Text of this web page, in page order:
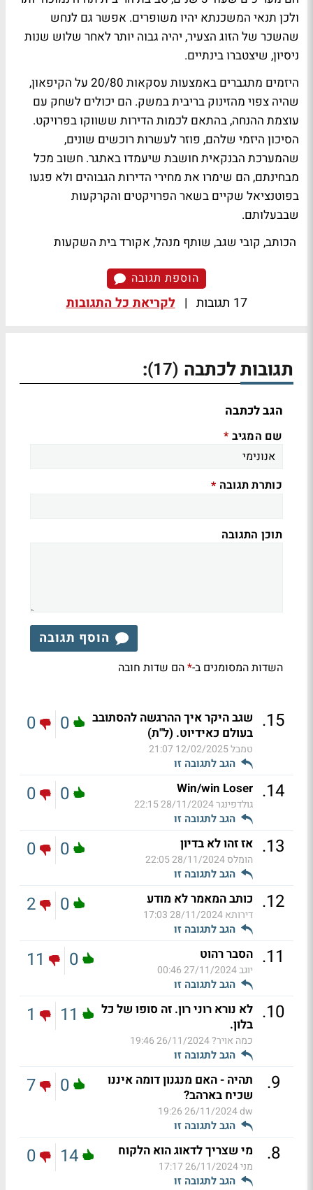
ולכן תנאי המשכנתא יהיו משופרים. אפשר גם לנחש
שהשכר של הזוג הצעיר, יהיה גבוה יותר לאחר שלוש שנות
ניסיון, שיצטברו בינתיים.
היזמים מתגברים באמצעות עסקאות 20/80 על הקיפאון,
שהיה צפוי מהזינוק בריבית במשק. הם יכולים לשחק עם
עוצמת ההנחה, בהתאם לכמות הדירות ששווקו בפרויקט.
הסיכון היזמי שלהם, פוזר לעשרות רוכשים שונים,
שהמערכת הבנקאית חושבת שיעמדו באתגר. חשוב מכל
מבחינתם, הם שימרו את מחירי הדירות הגבוהים ולא פגעו
בפוטנציאל שקיים בשאר הפרויקטים והקרקעות
שבבעלותם.
הכותב, קובי שגב, שותף מנהל, אקורד בית השקעות
הוספת תגובה
17 תגובות | לקריאת כל התגובות
תגובות לכתבה (17)
:
הגב לכתבה
שם המגיב *
כותרת תגובה *
תוכן התגובה
הוסף תגובה
השדות המסומנים ב-*הם שדות חובה
15
. שגב היקר איך ההרגשה להסתובב
בעולם כאידיוט. (ל"ת)
טמבל12/02/2025 21:07
הגב לתגובה זו
0
0
14
.
Win/win Loser
גולדפינגר28/11/2024 22:15
הגב לתגובה זו
0
0
13
. אז זהו לא בדיון
הומלס28/11/2024 22:05
הגב לתגובה זו
0
0
12
. כותב המאמר לא מודע
דירותא28/11/2024 17:03
הגב לתגובה זו
0
2
11
. הסבר רהוט
יוגב27/11/2024 00:46
הגב לתגובה זו
0
11
10
. לא נורא רוני רון. זה סופו של כל
בלון.
כמה אויר?26/11/2024 19:46
הגב לתגובה זו
11
1
9
.
תהיה - האם מנגנון דומה איננו
שכיח בארהב?
dw
26/11/2024 19:26
הגב לתגובה זו
0
7
8
. מי שצריך לדאוג הוא הלקוח
מני26/11/2024 17:17
הגב לתגובה זו
14
0